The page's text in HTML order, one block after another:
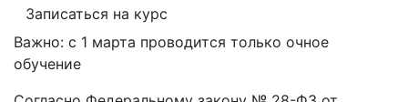
Записаться на курс
Важно: с 1 марта проводится только очное
обучение